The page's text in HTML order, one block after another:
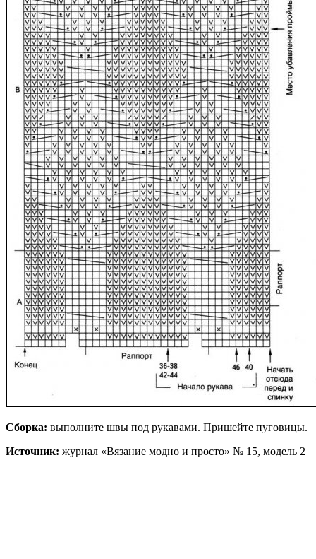
Сборка: выполните швы под рукавами. Пришейте пуговицы.
Источник: журнал «Вязание модно и просто» № 15, модель 2